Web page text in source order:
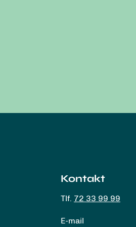
Kontakt
Tlf. 72 33 99 99
E-mail